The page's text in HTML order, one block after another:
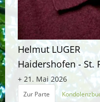
Helmut LUGER
Haidershofen - St.
+ 21. Mai 2026
Zur Parte